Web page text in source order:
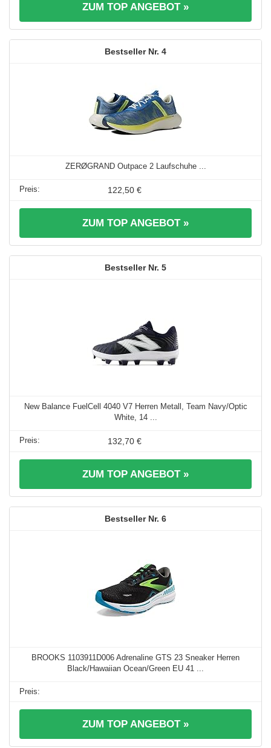
ZUM TOP ANGEBOT »
4
ZERØGRAND Outpace 2 Laufschuhe ...
122,50 €
ZUM TOP ANGEBOT »
5
New Balance FuelCell 4040 V7 Herren Metall, Team Navy/Optic
White, 14 ...
132,70 €
ZUM TOP ANGEBOT »
6
BROOKS 1103911D006 Adrenaline GTS 23 Sneaker Herren
Black/Hawaiian Ocean/Green EU 41 ...
ZUM TOP ANGEBOT »